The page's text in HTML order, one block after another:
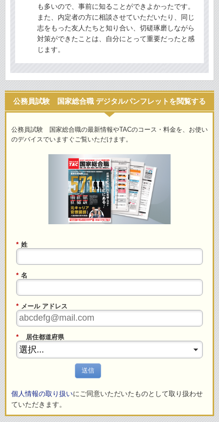
も多いので、事前に知ることができよかったです。
また、内定者の方に相談させていただいたり、同じ
志をもった友人たちと知り合い、切磋琢磨しながら
対策ができたことは、自分にとって重要だったと感
じます。
公務員試験 国家総合職 デジタルパンフレットを閲覧する
公務員試験 国家総合職の最新情報やTACのコース・料金を、お使い
のデバイスでいますぐご覧いただけます。
* 姓
* 名
* メール アドレス
* 居住都道府県
送信
個人情報の取り扱いにご同意いただいたものとして取り扱わせ
ていただきます。